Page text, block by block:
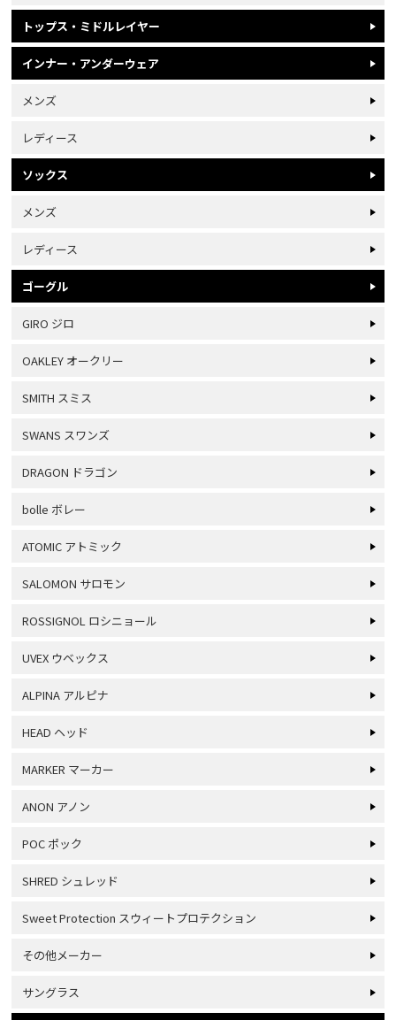
トップス・ミドルレイヤー
インナー・アンダーウェア
メンズ
レディース
ソックス
メンズ
レディース
ゴーグル
GIRO ジロ
OAKLEY オークリー
SMITH スミス
SWANS スワンズ
DRAGON ドラゴン
bolle ボレー
ATOMIC アトミック
SALOMON サロモン
ROSSIGNOL ロシニョール
UVEX ウベックス
ALPINA アルピナ
HEAD ヘッド
MARKER マーカー
ANON アノン
POC ポック
SHRED シュレッド
Sweet Protection スウィートプロテクション
その他メーカー
サングラス